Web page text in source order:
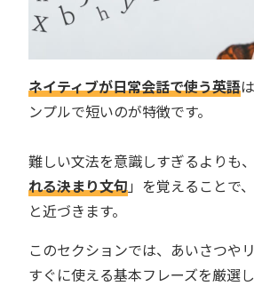
ネイティブが日常会話で使う英語
ンプルで短いのが特徴です。
難しい文法を意識しすぎるよりも
れる決まり文句」を覚えることで
と近づきます。
このセクションでは、あいさつや
すぐに使える基本フレーズを厳選し